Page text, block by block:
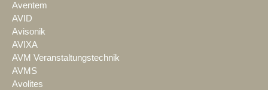
Aventem
AVID
Avisonik
AVIXA
AVM Veranstaltungstechnik
AVMS
Avolites